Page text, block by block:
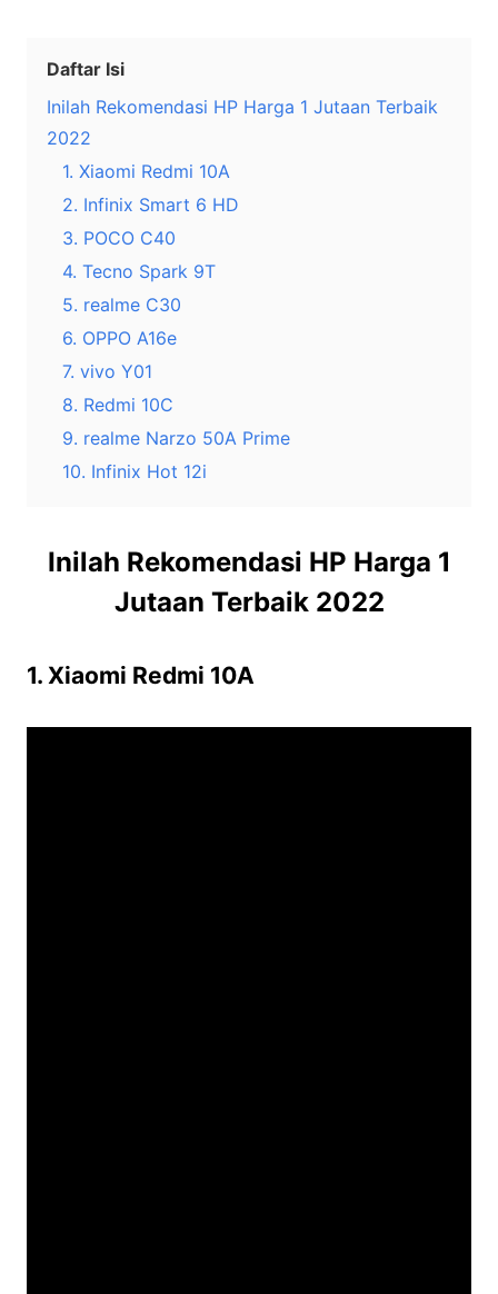
Daftar Isi
Inilah Rekomendasi HP Harga 1 Jutaan Terbaik
2022
1. Xiaomi Redmi 10A
2. Infinix Smart 6 HD
3. POCO C40
4. Tecno Spark 9T
5. realme C30
6. OPPO A16e
7. vivo Y01
8. Redmi 10C
9. realme Narzo 50A Prime
10. Infinix Hot 12i
Inilah Rekomendasi HP Harga 1
Jutaan Terbaik 2022
1. Xiaomi Redmi 10A